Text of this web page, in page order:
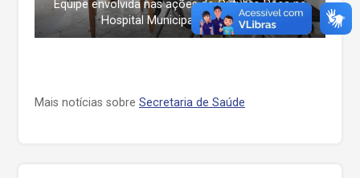
Equipe envolvida nas ações do Outubro Rosa no
Hospital Municipal de Cajamar
Mais notícias sobre Secretaria de Saúde